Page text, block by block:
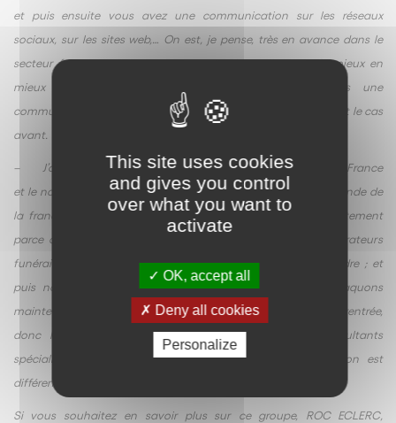
et puis ensuite vous avez une communication sur les réseaux
sociaux, sur les sites web,… On est, je pense, très en avance dans le
secteur funéraire sur cette communication qui passe de mieux en
mieux auprès du grand public. Nous sommes dans une
communication « B to C » et non pas « B to B » comme c’était le cas
avant.
– J’ai parlé du nombre de magasins que nous avions sur la France
et le nombre de contrats qui est assez ahurissant dans le monde de
la franchise que nous faisons chaque année, mais c’est justement
parce qu’il y a une grosse mutation sur ce secteur, les opérateurs
funéraires, leaders, même localement, viennent nous rejoindre ; et
puis nous n’allons pas nous arrêter là puisque nous attaquons
maintenant les pays francophones en Europe à partir de la rentrée,
donc là encore nous allons nous adosser à des consultants
spécialisés sur ces pays parce que là encore la législation est
différente d’un pays à l’autre.
Si vous souhaitez en savoir plus sur ce groupe, ROC ECLERC,
This site uses cookies
and gives you control
over what you want to
activate
OK, accept all
Deny all cookies
Personalize